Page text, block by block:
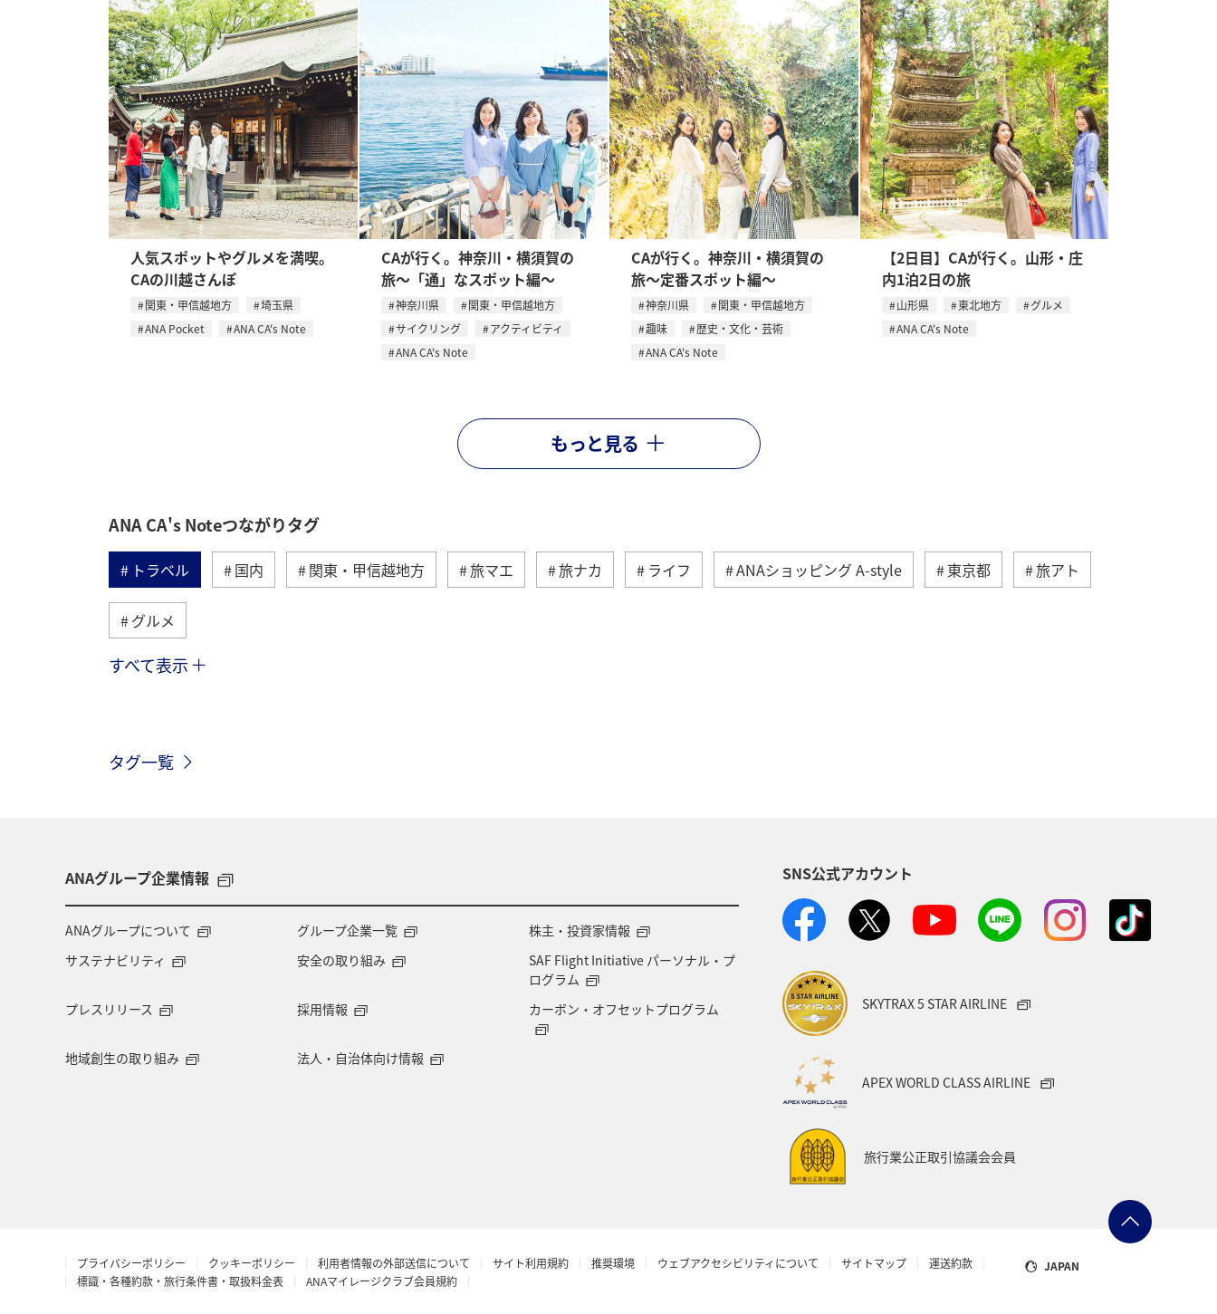
人気スポットやグルメを満喫。
CAの川越さんぽ
関東・甲信越地方
埼玉県
ANA Pocket
ANA CA's Note
CAが行く。神奈川・横須賀の
旅〜「通」なスポット編〜
神奈川県
関東・甲信越地方
サイクリング
アクティビティ
ANA CA's Note
CAが行く。神奈川・横須賀の
旅〜定番スポット編〜
神奈川県
関東・甲信越地方
趣味
歴史・文化・芸術
ANA CA's Note
【2日目】CAが行く。山形・庄
内1泊2日の旅
山形県 東北地方
グルメ
ANA CA's Note
もっと見る
ANA CA's Noteつながりタグ
トラベル 国内 関東・甲信越地方 旅マエ 旅ナカ ライフ ANAショッピング A-style 東京都 旅アト
グルメ
山形県
アクティビティ
すべて表示
タグ一覧
ANAグループ企業情報
ANAグループについて グループ企業一覧
株主・投資家情報
サステナビリティ
安全の取り組み
SAF Flight Initiative パーソナル・プ
ログラム
プレスリリース
採用情報 カーボン・オフセットプログラム
地域創生の取り組み 法人・自治体向け情報
SNS公式アカウント
SKYTRAX 5 STAR AIRLINE
APEX WORLD CLASS AIRLINE
旅行業公正取引協議会会員
プライバシーポリシー クッキーポリシー 利用者情報の外部送信について サイト利用規約 推奨環境 ウェブアクセシビリティについて サイトマップ
運送約款
標識・各種約款・旅行条件書・取扱料金表
ANAマイレージクラブ会員規約
JAPAN